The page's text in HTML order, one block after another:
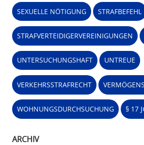
SEXUELLE NÖTIGUNG STRAFBEFEHL
STRAFVERTEIDIGERVEREINIGUNGEN
UNTERSUCHUNGSHAFT UNTREUE
VERKEHRSSTRAFRECHT
WOHNUNGSDURCHSUCHUNG § 17
ARCHIV